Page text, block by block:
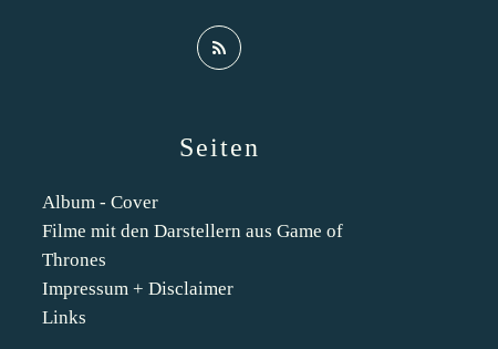
Seiten
Album - Cover
Filme mit den Darstellern aus Game of
Thrones
Impressum + Disclaimer
Links